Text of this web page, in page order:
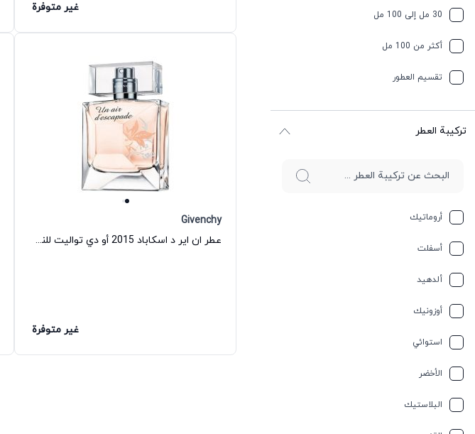
30 مل إلى 100 مل
أكثر من 100 مل
تقسیم العطور
ترکیبة العطر
أروماتيك
أسفلت
ألدهيد
أوزونيك
استوائي
الأخضر
البلاستيك
غير متوفرة
Givenchy
عطر ان اير د اسكاباد 2015 أو دي تواليت للنساء جيفنشي
غير متوفرة